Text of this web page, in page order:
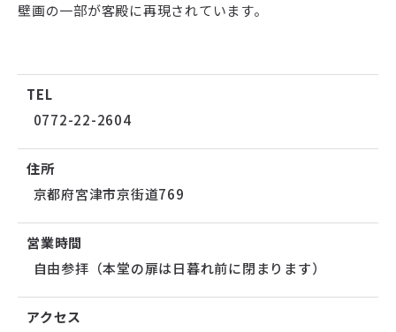
壁画の一部が客殿に再現されています。
TEL
0772-22-2604
住所
京都府宮津市京街道769
営業時間
自由参拝（本堂の扉は日暮れ前に閉まります）
アクセス